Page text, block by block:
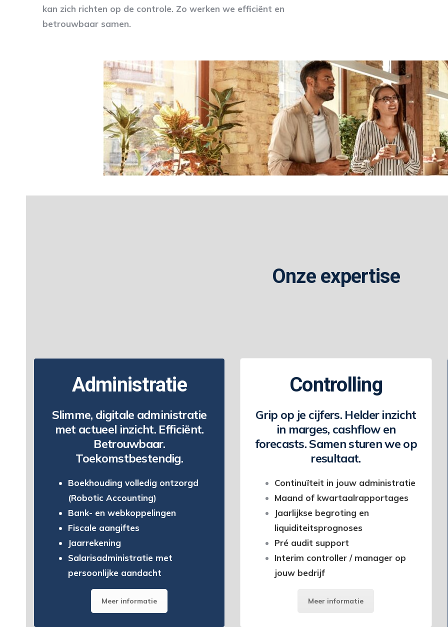
kan zich richten op de controle. Zo werken we efficiënt en
betrouwbaar samen.
Onze expertise
Administratie
Slimme, digitale administratie
met actueel inzicht. Efficiënt.
Betrouwbaar.
Toekomstbestendig.
Boekhouding volledig ontzorgd
(Robotic Accounting)
Bank- en webkoppelingen
Fiscale aangiftes
Jaarrekening
Salarisadministratie met
persoonlijke aandacht
Meer informatie
Controlling
Grip op je cijfers. Helder inzicht
in marges, cashflow en
forecasts. Samen sturen we op
resultaat.
Continuïteit in jouw administratie
Maand of kwartaalrapportages
Jaarlijkse begroting en
liquiditeitsprognoses
Pré audit support
Interim controller / manager op
jouw bedrijf
Meer informatie